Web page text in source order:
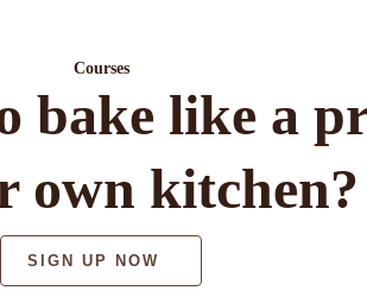
Courses
bake like a
own kitchen?
SIGN UP NOW